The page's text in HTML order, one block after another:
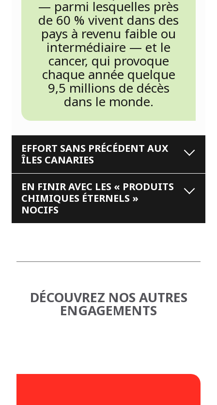
— parmi lesquelles près
de 60 % vivent dans des
pays à revenu faible ou
intermédiaire — et le
cancer, qui provoque
chaque année quelque
9,5 millions de décès
dans le monde.
EFFORT SANS PRÉCÉDENT AUX
ÎLES CANARIES
EN FINIR AVEC LES « PRODUITS
CHIMIQUES ÉTERNELS »
NOCIFS
DÉCOUVREZ NOS AUTRES
ENGAGEMENTS